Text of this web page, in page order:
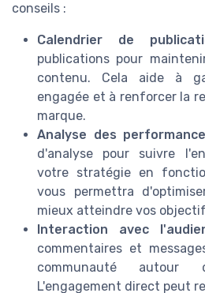
conseils :
Calendrier de
publications pour
contenu. Cela aide à
engagée et à renforcer la
marque.
Analyse des
d'analyse pour suivre
votre stratégie en
vous permettra
mieux atteindre vos
Interaction avec
commentaires et
communauté autour
L'engagement direct peut